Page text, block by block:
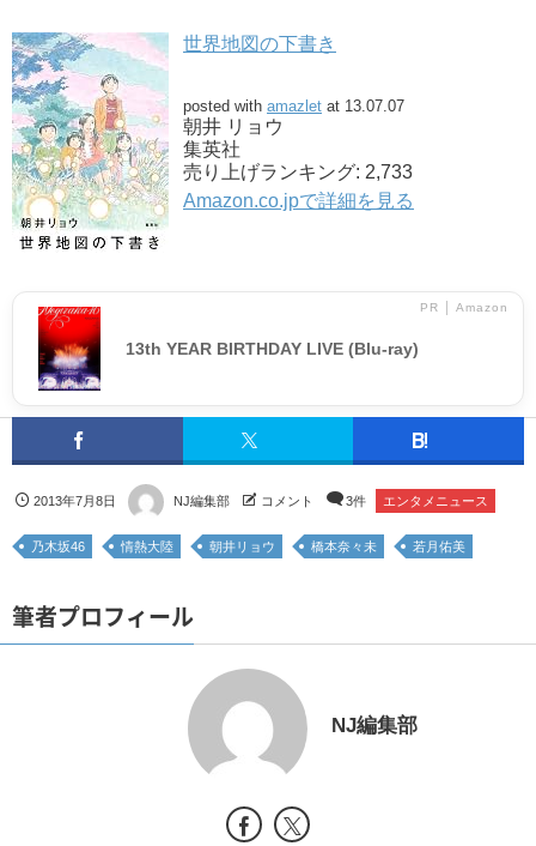
世界地図の下書き
posted with amazlet at 13.07.07
朝井 リョウ
集英社
売り上げランキング: 2,733
Amazon.co.jpで詳細を見る
PR │ Amazon
13th YEAR BIRTHDAY LIVE (Blu-ray)
2013年7月8日 NJ編集部 コメント 3件 エンタメニュース
乃木坂46 情熱大陸 朝井リョウ 橋本奈々未 若月佑美
筆者プロフィール
NJ編集部